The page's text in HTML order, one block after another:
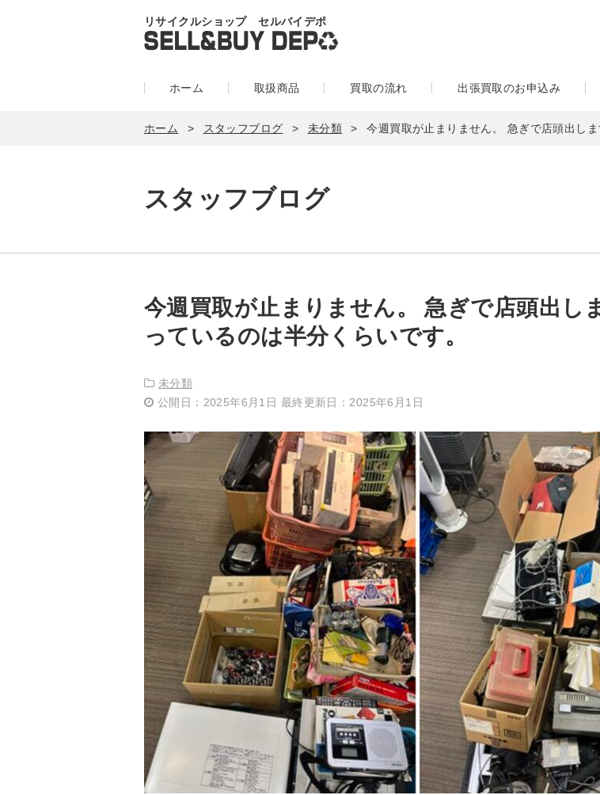
リサイクルショップ セルバイデポ
ホーム 取扱商品 買取の流れ 出張買取のお申込み
ホーム スタッフブログ 未分類 今週買取が止まりません。 急ぎで店頭出し
スタッフブログ
今週買取が止まりません。 急ぎで店頭出し
っているのは半分くらいです。
未分類
公開日：2025年6月1日 最終更新日： 2025年6月1日